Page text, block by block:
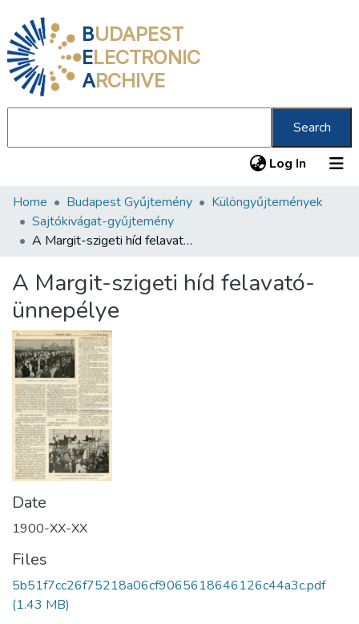
BUDAPEST
ELECTRONIC
ARCHIVE
Search
Log In (current)
Communities & Collections
All of DSpace
About us
Home Budapest Gyűjtemény
Különgyűjtemények
Sajtókivágat-gyűjtemény
A Margit-szigeti híd felavató-ünnepélye
A Margit-szigeti híd felavató-
ünnepélye
Date
1900-XX-XX
Files
5b51f7cc26f75218a06cf9065618646126c44a3c.pdf
(1.43 MB)